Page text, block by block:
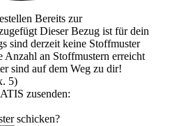
Bereits zur
Dieser Bezug ist für dein
sind derzeit keine Stoffmuster
Anzahl an Stoffmustern erreicht
sind auf dem Weg zu dir!
5)
zusenden:
schicken?